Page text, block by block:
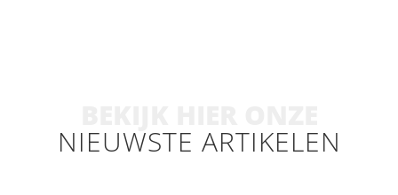
NIEUWSTE ARTIKELEN